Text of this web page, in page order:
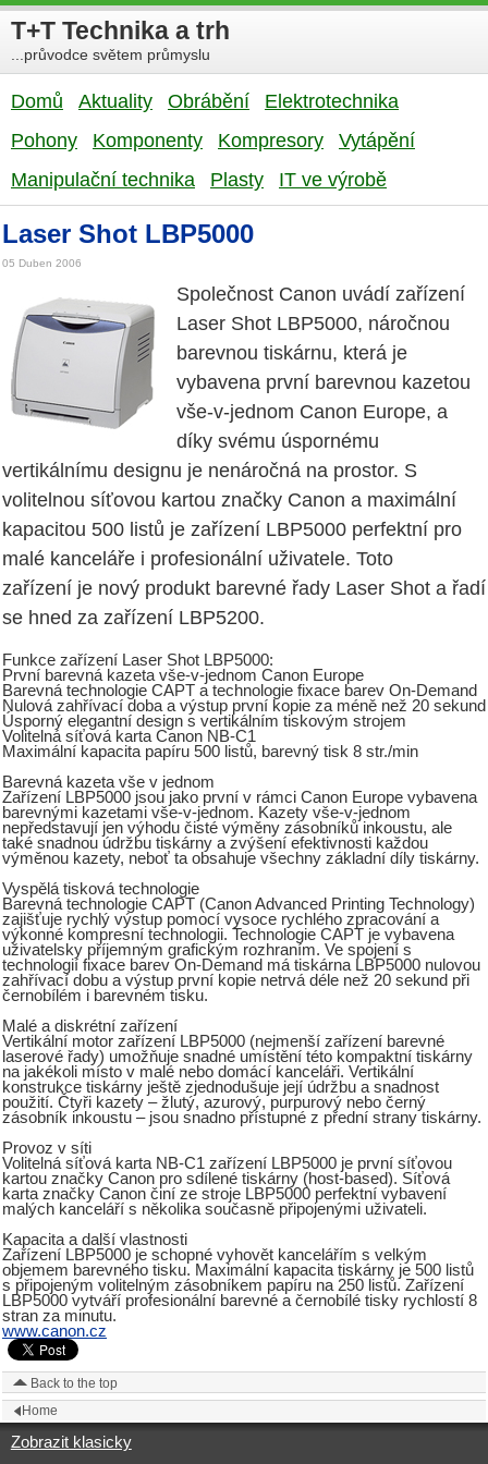
T+T Technika a trh
...průvodce světem průmyslu
Domů Aktuality Obrábění
Elektrotechnika
Pohony
Komponenty Kompresory
Vytápění
Manipulační technika
Plasty IT ve výrobě
Laser Shot LBP5000
05 Duben 2006
Společnost Canon uvádí zařízení
Laser Shot LBP5000, náročnou
barevnou tiskárnu, která je
vybavena první barevnou kazetou
vše-v-jednom Canon Europe, a
díky svému úspornému
vertikálnímu designu je nenáročná na prostor. S
volitelnou síťovou kartou značky Canon a maximální
kapacitou 500 listů je zařízení LBP5000 perfektní pro
malé kanceláře i profesionální uživatele. Toto
zařízení je nový produkt barevné řady Laser Shot a řadí
se hned za zařízení LBP5200.
Funkce zařízení Laser Shot LBP5000:
První barevná kazeta vše-v-jednom Canon Europe
Barevná technologie CAPT a technologie fixace barev On-Demand
Nulová zahřívací doba a výstup první kopie za méně než 20 sekund
Úsporný elegantní design s vertikálním tiskovým strojem
Volitelná síťová karta Canon NB-C1
Maximální kapacita papíru 500 listů, barevný tisk 8 str./min
Barevná kazeta vše v jednom
Zařízení LBP5000 jsou jako první v rámci Canon Europe vybavena
barevnými kazetami vše-v-jednom. Kazety vše-v-jednom
nepředstavují jen výhodu čisté výměny zásobníků inkoustu, ale
také snadnou údržbu tiskárny a zvýšení efektivnosti každou
výměnou kazety, neboť ta obsahuje všechny základní díly tiskárny.
Vyspělá tisková technologie
Barevná technologie CAPT (Canon Advanced Printing Technology)
zajišťuje rychlý výstup pomocí vysoce rychlého zpracování a
výkonné kompresní technologii. Technologie CAPT je vybavena
uživatelsky příjemným grafickým rozhraním. Ve spojení s
technologií fixace barev On-Demand má tiskárna LBP5000 nulovou
zahřívací dobu a výstup první kopie netrvá déle než 20 sekund při
černobílém i barevném tisku.
Malé a diskrétní zařízení
Vertikální motor zařízení LBP5000 (nejmenší zařízení barevné
laserové řady) umožňuje snadné umístění této kompaktní tiskárny
na jakékoli místo v malé nebo domácí kanceláři. Vertikální
konstrukce tiskárny ještě zjednodušuje její údržbu a snadnost
použití. Čtyři kazety – žlutý, azurový, purpurový nebo černý
zásobník inkoustu – jsou snadno přístupné z přední strany tiskárny.
Provoz v síti
Volitelná síťová karta NB-C1 zařízení LBP5000 je první síťovou
kartou značky Canon pro sdílené tiskárny (host-based). Síťová
karta značky Canon činí ze stroje LBP5000 perfektní vybavení
malých kanceláří s několika současně připojenými uživateli.
Kapacita a další vlastnosti
Zařízení LBP5000 je schopné vyhovět kancelářím s velkým
objemem barevného tisku. Maximální kapacita tiskárny je 500 listů
s připojeným volitelným zásobníkem papíru na 250 listů. Zařízení
LBP5000 vytváří profesionální barevné a černobílé tisky rychlostí 8
stran za minutu.
www.canon.cz
Back to the top
Home
Zobrazit klasicky